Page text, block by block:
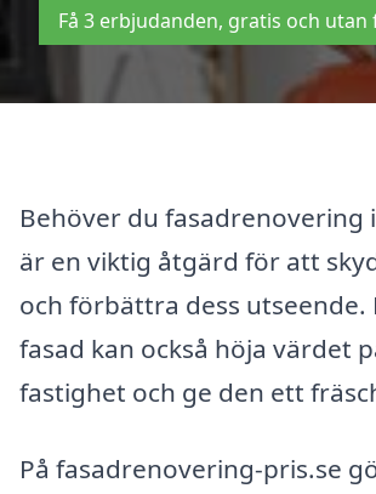
Få 3 erbjudanden, gratis och
Behöver du fasadrenovering
är en viktig åtgärd för att
och förbättra dess utseende.
fasad kan också höja värdet
fastighet och ge den ett
På fasadrenovering-pris.se